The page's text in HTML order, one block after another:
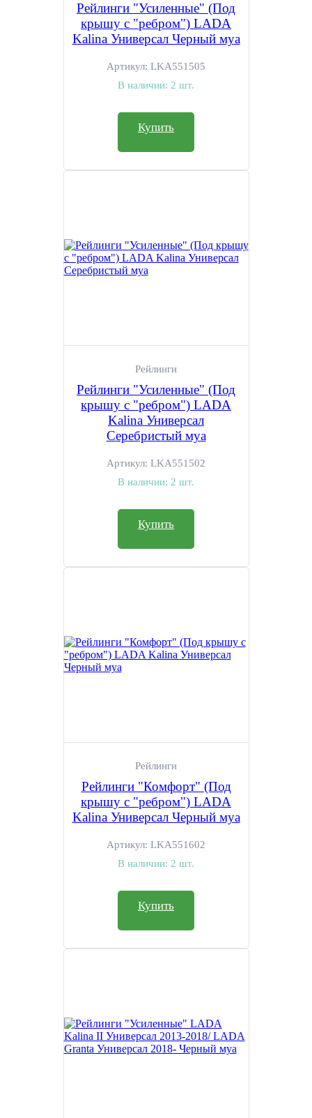
Рейлинги "Усиленные" (Под
крышу с "ребром") LADA
Kalina Универсал Черный муа
Артикул: LKA551505
В наличии: 2 шт.
Купить
Рейлинги
Рейлинги "Усиленные" (Под
крышу с "ребром") LADA
Kalina Универсал
Серебристый муа
Артикул: LKA551502
В наличии: 2 шт.
Купить
Рейлинги
Рейлинги "Комфорт" (Под
крышу с "ребром") LADA
Kalina Универсал Черный муа
Артикул: LKA551602
В наличии: 2 шт.
Купить